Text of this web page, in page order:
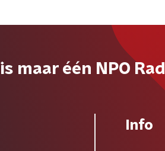
maar één NPO
Info